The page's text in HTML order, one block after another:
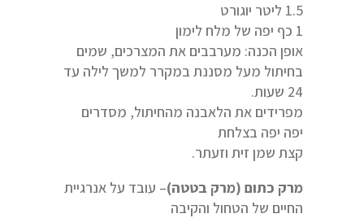
1.5 ליטר יוגורט
1 כף יפה של מלח לימון
אופן הכנה: מערבבים את המצרכים, שמים
בחיתול מעל מסננת במקרר למשך לילה עד
24 שעות.
מפרידים את הלאבנה מהחיתול, מסדרים
יפה יפה בצלחת
קצת שמן זית וזעתר.
מרק כתום (מרק בטטה)– עובד על אנרגיית
החיים של הטחול והקיבה